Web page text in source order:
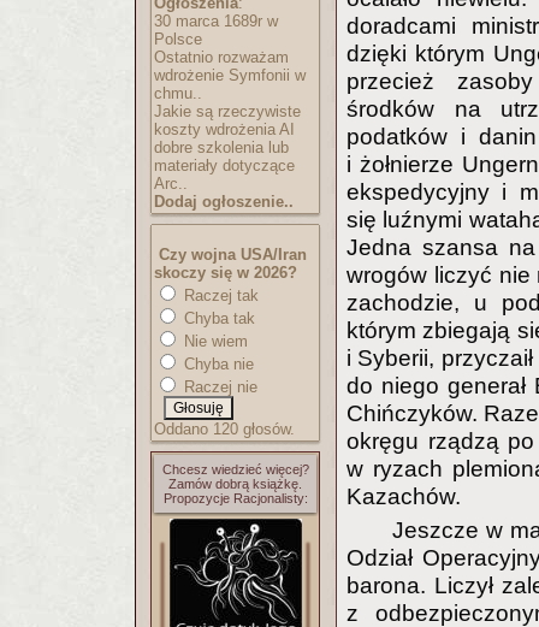
30 marca 1689r w
Polsce
Ostatnio rozważam
wdrożenie Symfonii w
chmu..
Jakie są rzeczywiste
koszty wdrożenia AI
dobre szkolenia lub
materiały dotyczące
Arc..
Dodaj ogłoszenie..
Czy wojna USA/Iran
skoczy się w 2026?
Raczej tak
Chyba tak
Nie wiem
Chyba nie
Raczej nie
Oddano 120 głosów.
Chcesz wiedzieć więcej?
Zamów dobrą książkę.
Propozycje Racjonalisty:
doradcami
dzięki którym
przecież
środków na
podatków i
i żołnierze
ekspedycyjny i
się luźnymi
Jedna szansa
wrogów liczyć nie
zachodzie, u
którym zbiegają
i Syberii,
do niego
Chińczyków.
okręgu rządzą
w ryzach
Kazachów.
Jeszcze w
Odział
barona. Liczył
z